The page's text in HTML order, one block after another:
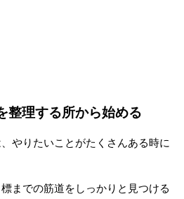
整理する所から始める
やりたいことがたくさんある時に
までの筋道をしっかりと見つける